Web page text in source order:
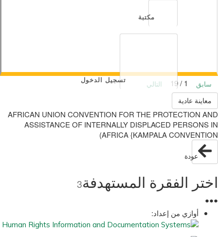
مكتبة
تسجيل الدخول سابق
التالي
معاينة عادية
AFRICAN UNION CONVENTION FOR THE PROTECTION AND
ASSISTANCE OF INTERNALLY DISPLACED PERSONS IN
AFRICA {KAMPALA CONVENTION)
عودة
اختر الفقرة المستهدفة3
●
●
●
أوازي من إعداد: